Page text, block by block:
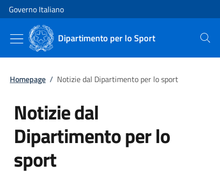
Vai al contenuto
Vai alla navigazione del sito
Governo Italiano
Dipartimento per lo Sport Cerca
Homepage / Notizie dal Dipartimento per lo sport
Notizie dal
Dipartimento per lo
sport